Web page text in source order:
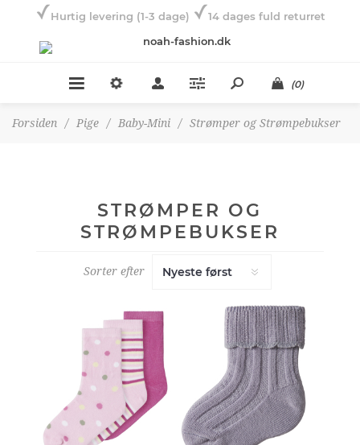
Hurtig levering (1-3 dage) 14 dages fuld returret
(0)
Forsiden / Pige / Baby-Mini / Strømper og Strømpebukser
STRØMPER OG
STRØMPEBUKSER
Sorter efter